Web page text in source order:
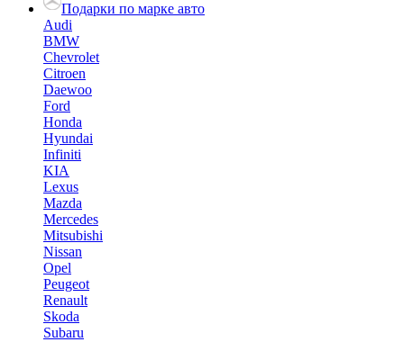
Подарки по марке авто
Audi
BMW
Chevrolet
Citroen
Daewoo
Ford
Honda
Hyundai
Infiniti
KIA
Lexus
Mazda
Mercedes
Mitsubishi
Nissan
Opel
Peugeot
Renault
Skoda
Subaru